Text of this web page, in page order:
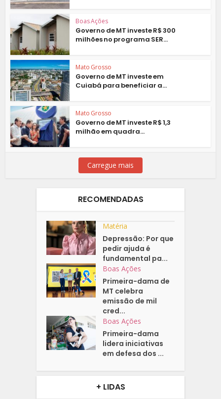
Boas Ações
Governo de MT investe R$ 300
milhões no programa SER...
Mato Grosso
Governo de MT investe em
Cuiabá para beneficiar a...
Mato Grosso
Governo de MT investe R$ 1,3
milhão em quadra...
Carregue mais
RECOMENDADAS
Matéria
Depressão: Por que
pedir ajuda é
fundamental pa...
Boas Ações
Primeira-dama de
MT celebra
emissão de mil
cred...
Boas Ações
Primeira-dama
lidera iniciativas
em defesa dos ...
+ LIDAS